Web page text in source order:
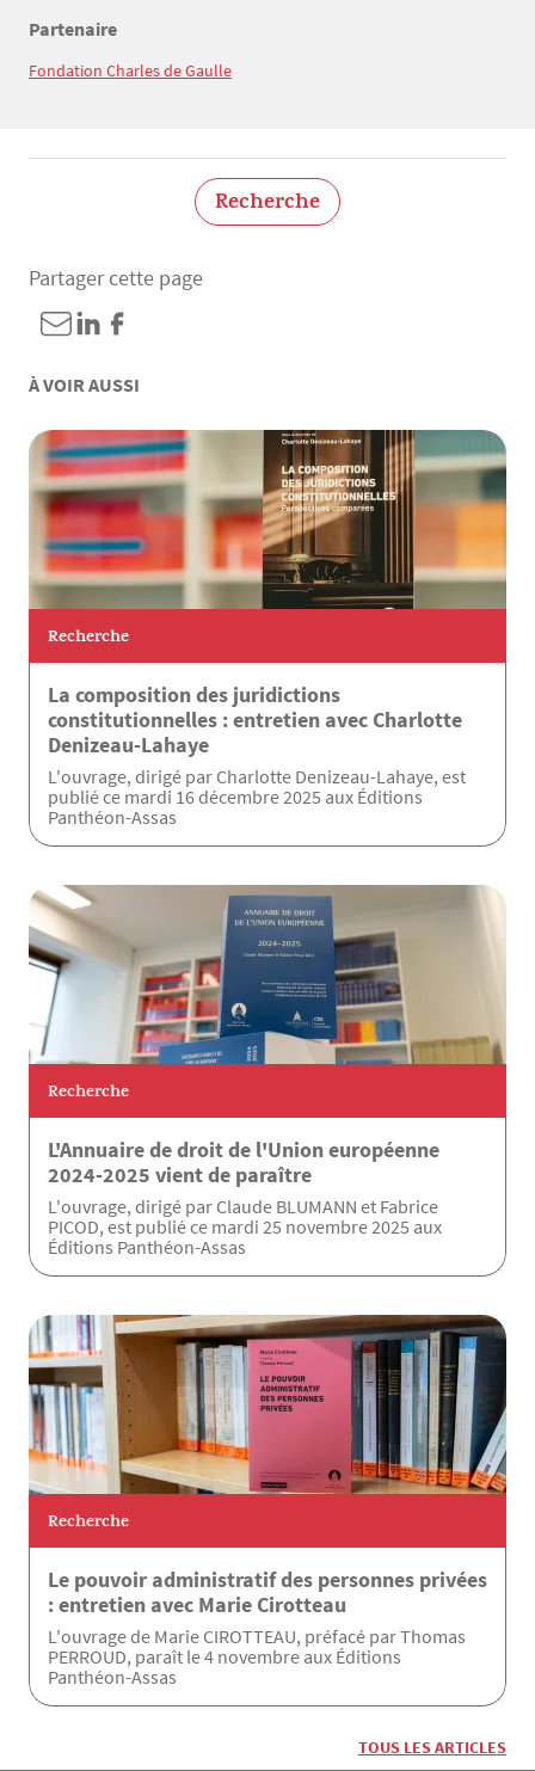
Texte
Partenaire
Fondation Charles de Gaulle
Recherche
Partager cette page
À VOIR AUSSI
Recherche
La composition des juridictions
constitutionnelles : entretien avec Charlotte
Denizeau-Lahaye
L'ouvrage, dirigé par Charlotte Denizeau-Lahaye, est
publié ce mardi 16 décembre 2025 aux Éditions
Panthéon-Assas
Recherche
L'Annuaire de droit de l'Union européenne
2024-2025 vient de paraître
L'ouvrage, dirigé par Claude BLUMANN et Fabrice
PICOD, est publié ce mardi 25 novembre 2025 aux
Éditions Panthéon-Assas
Recherche
Le pouvoir administratif des personnes privées
: entretien avec Marie Cirotteau
L'ouvrage de Marie CIROTTEAU, préfacé par Thomas
PERROUD, paraît le 4 novembre aux Éditions
Panthéon-Assas
TOUS LES ARTICLES